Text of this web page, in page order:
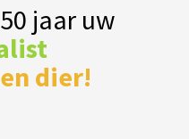
jaar uw
dier!